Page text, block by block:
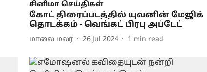
சினிமா செய்திகள்
கோட் திரைப்படத்தில் யுவனின் மேஜிக்
தொடக்கம் - வெங்கட் பிரபு அப்டேட்
மாலை மலர் 26 Jul 2024 1 min read